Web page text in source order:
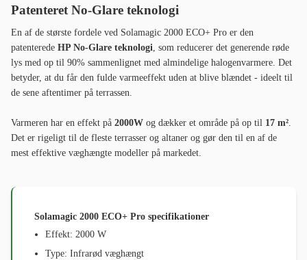
Patenteret No-Glare teknologi
En af de største fordele ved Solamagic 2000 ECO+ Pro er den
patenterede HP No-Glare teknologi, som reducerer det generende røde
lys med op til 90% sammenlignet med almindelige halogenvarmere. Det
betyder, at du får den fulde varmeeffekt uden at blive blændet - ideelt til
de sene aftentimer på terrassen.
Varmeren har en effekt på 2000W og dækker et område på op til 17 m².
Det er rigeligt til de fleste terrasser og altaner og gør den til en af de
mest effektive væghængte modeller på markedet.
Solamagic 2000 ECO+ Pro specifikationer
Effekt: 2000 W
Type: Infrarød væghængt